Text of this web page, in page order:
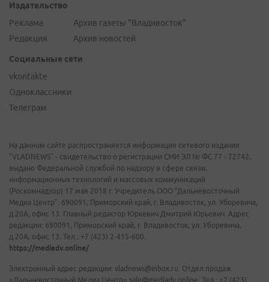
Издательство
Реклама
Редакция
Архив газеты "Владивосток"
Архив новостей
Социальные сети
vkontakte
Одноклассники
Телеграм
На данном сайте распространяется информация сетевого издания
"VLADNEWS" - свидетельство о регистрации СМИ ЭЛ № ФС 77 - 72742,
выдано Федеральной службой по надзору в сфере связи,
информационных технологий и массовых коммуникаций
(Роскомнадзор) 17 мая 2018 г. Учредитель ООО "Дальневосточный
Медиа Центр". 690091, Приморский край, г. Владивосток, ул. Уборевича,
д.20А, офис 13. Главный редактор Юркевич Дмитрий Юрьевич. Адрес
редакции: 690091, Приморский край, г. Владивосток, ул. Уборевича,
д.20А, офис 13. Тел.: +7 (423) 2-415-600.
https://mediadv.online/
Электронный адрес редакции: vladnews@inbox.ru. Отдел продаж
«Дальневосточный Медиа Центр» sale@mediadv.online. Тел.: +7 (423)